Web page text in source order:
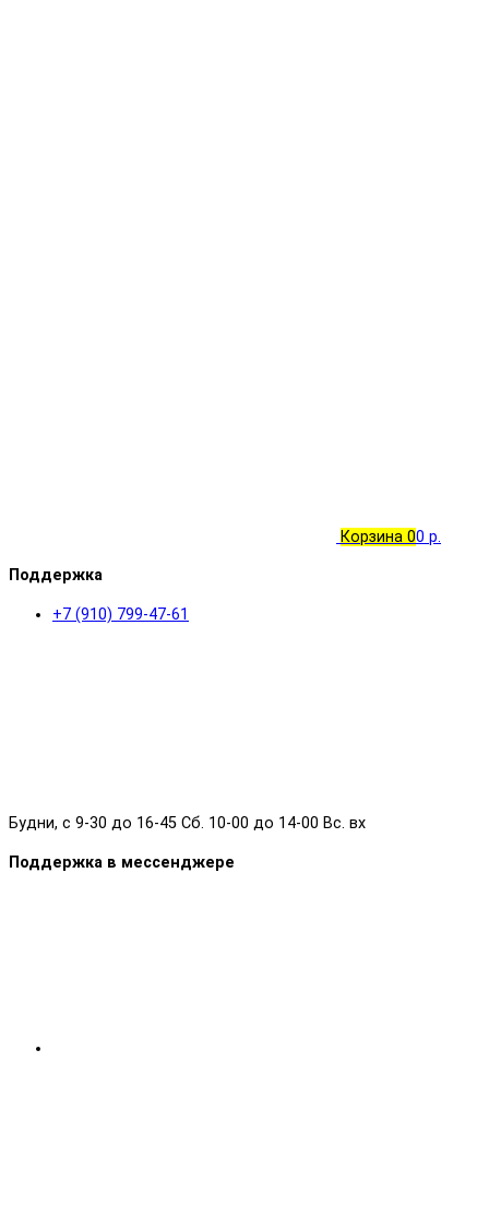
Корзина 00 р.
Поддержка
+7 (910) 799-47-61
Будни, с 9-30 до 16-45 Сб. 10-00 до 14-00 Вс. вх
Поддержка в мессенджере